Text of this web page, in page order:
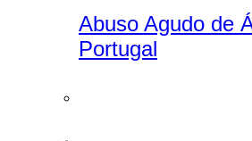
Abuso Agudo de
Portugal